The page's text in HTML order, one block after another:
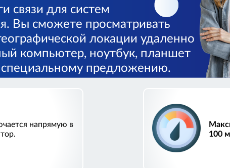
связи для систем
Вы сможете просматривать
локации удаленно
компьютер, ноутбук, планшет
предложению.
напрямую в
100